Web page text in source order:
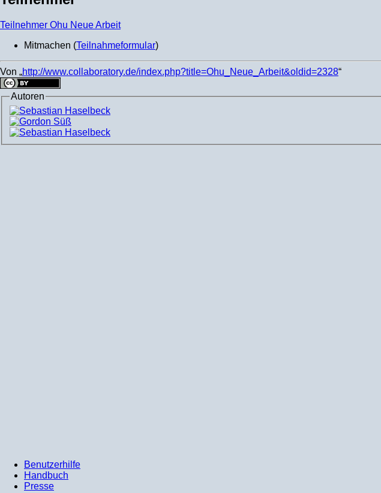
Teilnehmer Ohu Neue Arbeit
Mitmachen (Teilnahmeformular)
Von „http://www.collaboratory.de/index.php?title=Ohu_Neue_Arbeit&oldid=2328“
Autoren
Benutzerhilfe
Handbuch
Presse